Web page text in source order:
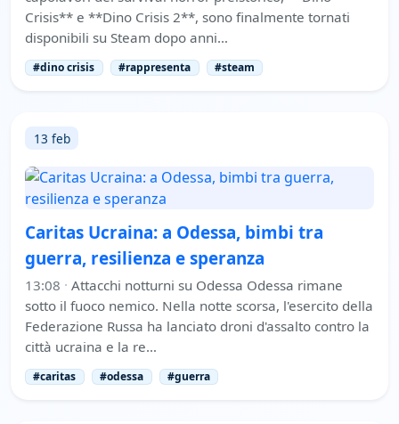
Crisis** e **Dino Crisis 2**, sono finalmente tornati
disponibili su Steam dopo anni…
#dino crisis #rappresenta #steam
13 feb
Caritas Ucraina: a Odessa, bimbi tra
guerra, resilienza e speranza
13:08 · Attacchi notturni su Odessa Odessa rimane
sotto il fuoco nemico. Nella notte scorsa, l'esercito della
Federazione Russa ha lanciato droni d'assalto contro la
città ucraina e la re…
#caritas #odessa #guerra